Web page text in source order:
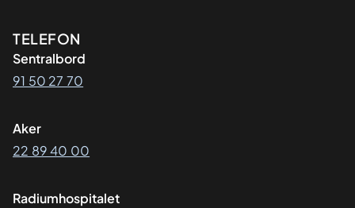
Kontaktinformasjon
TELEFON
Sentralbord
91 50 27 70
Aker
22 89 40 00
Radiumhospitalet